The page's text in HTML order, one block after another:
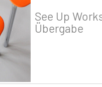
See Up
Übergabe